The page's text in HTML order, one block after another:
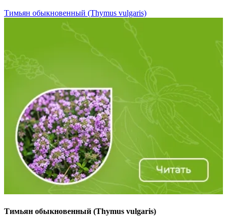
Тимьян обыкновенный (Thymus vulgaris)
Тимьян обыкновенный (Thymus vulgaris)